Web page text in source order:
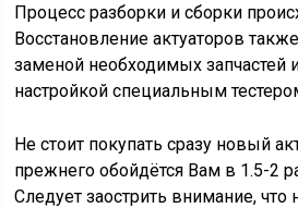
Процесс разборки и сборки
Восстановление актуаторов
заменой необходимых запчастей
настройкой специальным
Не стоит покупать сразу новый
прежнего обойдётся Вам в 1.5-2
Следует заострить внимание, что